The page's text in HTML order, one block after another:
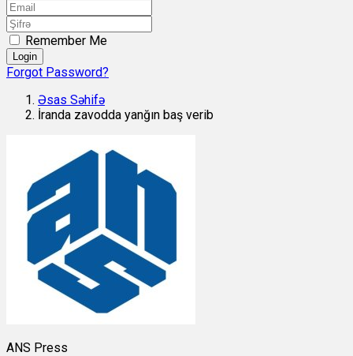
Remember Me
Login
Forgot Password?
Əsas Səhifə
İranda zavodda yanğın baş verib
ANS Press